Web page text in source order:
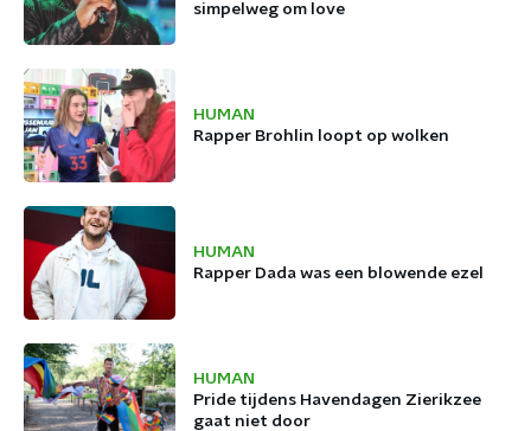
simpelweg om love
HUMAN
Rapper Brohlin loopt op wolken
HUMAN
Rapper Dada was een blowende ezel
HUMAN
Pride tijdens Havendagen Zierikzee
gaat niet door